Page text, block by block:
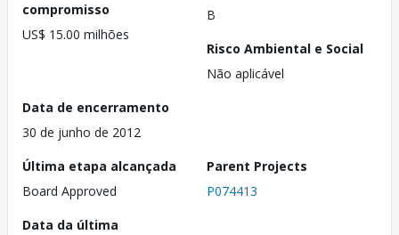
compromisso
US$ 15.00 milhões
B
Risco Ambiental e Social
Não aplicável
Data de encerramento
30 de junho de 2012
Última etapa alcançada
Board Approved
Parent Projects
P074413
Data da última